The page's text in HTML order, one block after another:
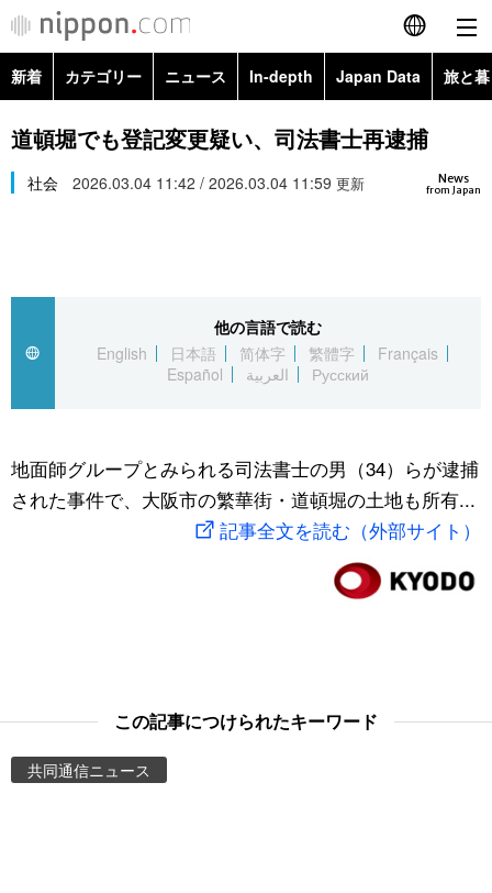
English
简体字
繁體字
العربية
社会
スポーツ・東京2020
旅と暮らし
Images
新着 カテゴリー ニュース In-depth Japan Data 旅と
政治・外交
経済・ビジネス
社会
文化
科学・技術
暮らし
Topics
Images
お知らせ
道頓堀でも登記変更疑い、司法書士再逮捕
News
from Japan
社会 2026.03.04 11:42 / 2026.03.04 11:59 更新
他の言語で読む
English
日本語 简体字 繁體字
Français
Español
العربية Русский
地面師グループとみられる司法書士の男（34）らが逮捕
された事件で、大阪市の繁華街・道頓堀の土地も所有...
記事全文を読む（外部サイト）
この記事につけられたキーワード
共同通信ニュース